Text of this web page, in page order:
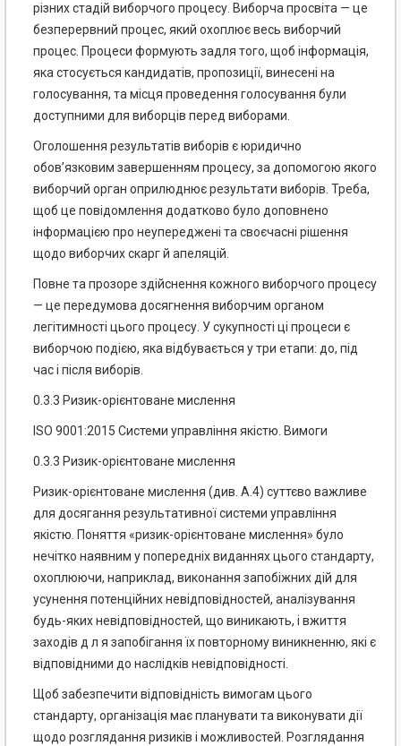
різних стадій виборчого процесу. Виборча просвіта — це
безперервний процес, який охоплює весь виборчий
процес. Процеси формують задля того, щоб інформація,
яка стосується кандидатів, пропозиції, винесені на
голосування, та місця проведення голосування були
доступними для виборців перед виборами.
Оголошення результатів виборів є юридично
обов’язковим завершенням процесу, за допомогою якого
виборчий орган оприлюднює результати виборів. Треба,
щоб це повідомлення додатково було доповнено
інформацією про неупереджені та своєчасні рішення
щодо виборчих скарг й апеляцій.
Повне та прозоре здійснення кожного виборчого процесу
— це передумова досягнення виборчим органом
легітимності цього процесу. У сукупності ці процеси є
виборчою подією, яка відбувається у три етапи: до, під
час і після виборів.
0.3.3 Ризик-орієнтоване мислення
ISO 9001:2015 Системи управління якістю. Вимоги
0.3.3 Ризик-орієнтоване мислення
Ризик-орієнтоване мислення (див. А.4) суттєво важливе
для досягання результативної системи управління
якістю. Поняття «ризик-орієнтоване мислення» було
нечітко наявним у попередніх виданнях цього стандарту,
охоплюючи, наприклад, виконання запобіжних дій для
усунення потенційних не­відповідностей, аналізування
будь-яких невідповідностей, що виникають, і вжиття
заходів д л я запо­бігання їх повторному виникненню, які є
відповідними до наслідків невідповідності.
Щоб забезпечити відповідність вимогам цього
стандарту, організація має планувати та виконувати дії
щодо розглядання ризиків і можливостей. Розглядання